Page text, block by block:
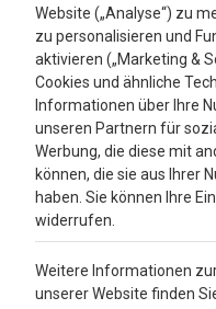
Bewertungen
4.3
Google Reviews
Website („Analyse“) zu
zu personalisieren und
aktivieren („Marketing &
Cookies und ähnliche
Informationen über Ihre
unseren Partnern für
Werbung, die diese mit
können, die sie aus Ihrer
haben. Sie können Ihre
widerrufen.
Weitere Informationen
unserer Website finden